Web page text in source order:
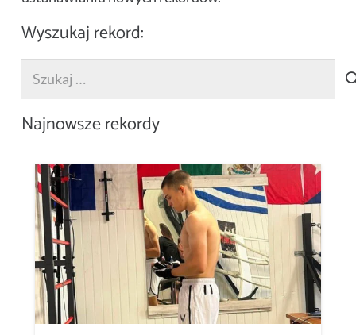
Wyszukaj rekord:
Najnowsze rekordy